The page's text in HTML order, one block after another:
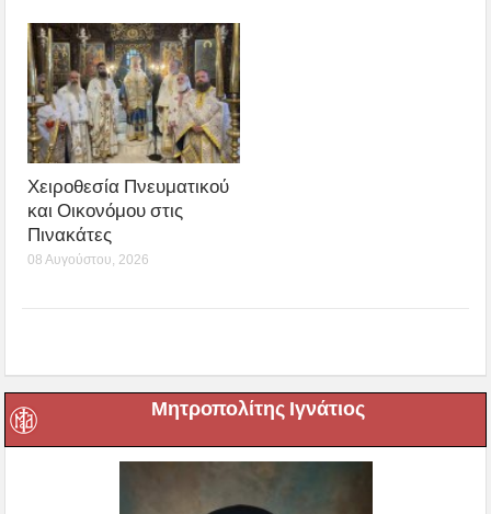
Χειροθεσία Πνευματικού
και Οικονόμου στις
Πινακάτες
08 Αυγούστου, 2026
Μητροπολίτης Ιγνάτιος